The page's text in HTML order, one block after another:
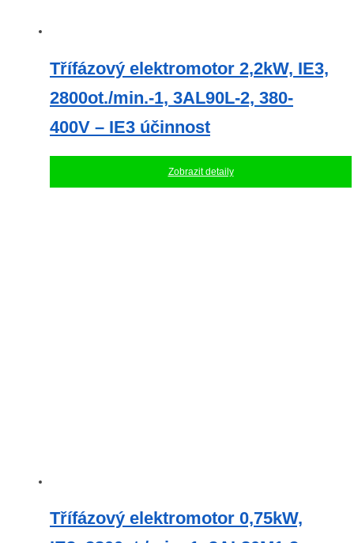
Třífázový elektromotor 2,2kW, IE3,
2800ot./min.-1, 3AL90L-2, 380-
400V – IE3 účinnost
Zobrazit detaily
Třífázový elektromotor 0,75kW,